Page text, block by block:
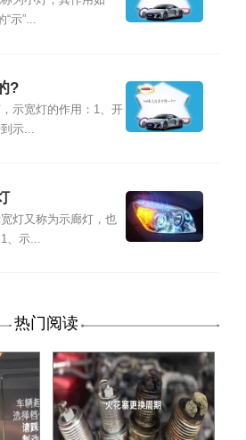
“示”...
?
示宽灯的作用：1、开
示...
灯又称为示廊灯，也
、示...
热门阅读